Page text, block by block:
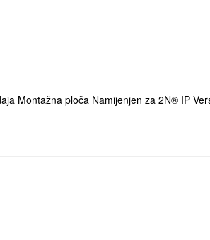
Montažna ploča Namijenjen za 2N® IP